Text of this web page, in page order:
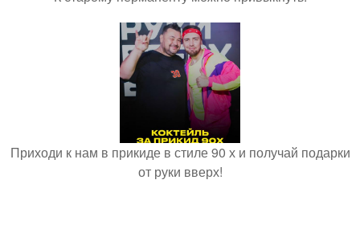
Приходи к нам в прикиде в стиле 90 х и получай подарки
от руки вверх!